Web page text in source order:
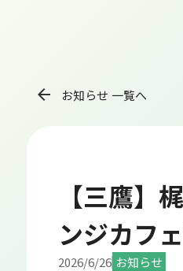
arrow_back お知らせ 一覧へ
2026/6/26 お知らせ
【三鷹】
ンジカフ